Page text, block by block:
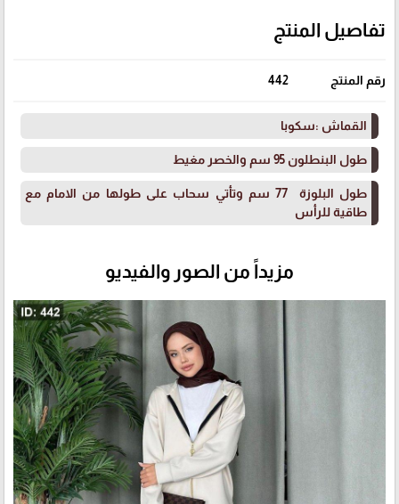
تفاصيل المنتج
رقم المنتج 442
القماش :سكوبا
طول البنطلون 95 سم والخصر مغيط
طول البلوزة 77 سم وتأتي سحاب على طولها من الامام مع
طاقية للرأس
مزيداً من الصور والفيديو